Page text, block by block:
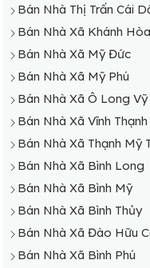
Bán Nhà Thị Trấn Cái
Bán Nhà Xã Khánh Hòa
Bán Nhà Xã Mỹ Đức
Bán Nhà Xã Mỹ Phú
Bán Nhà Xã Ô Long Vỹ
Bán Nhà Xã Vĩnh Thạnh
Bán Nhà Xã Thạnh Mỹ
Bán Nhà Xã Bình Long
Bán Nhà Xã Bình Mỹ
Bán Nhà Xã Bình Thủy
Bán Nhà Xã Đào Hữu
Bán Nhà Xã Bình Phú